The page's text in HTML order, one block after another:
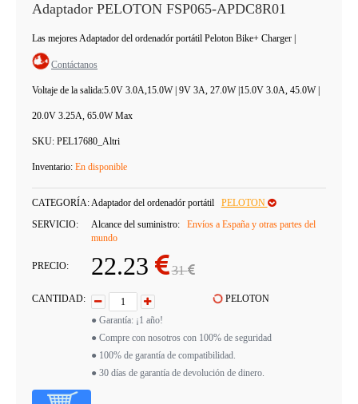
Adaptador PELOTON FSP065-APDC8R01
Las mejores Adaptador del ordenadór portátil Peloton Bike+ Charger
Contáctanos
Voltaje de la salida:5.0V 3.0A,15.0W | 9V 3A, 27.0W |15.0V 3.0A, 45.0W |
20.0V 3.25A, 65.0W Max
SKU: PEL17680_Altri
Inventario: En disponible
CATEGORÍA:Adaptador del ordenadór portátil
PELOTON
SERVICIO:
Alcance del suministro:
Envíos a España y otras partes del
mundo
PRECIO: 22.23 31
CANTIDAD:
PELOTON
● Garantía: ¡1 año!
● Compre con nosotros con 100% de seguridad
● 100% de garantía de compatibilidad.
● 30 días de garantía de devolución de dinero.